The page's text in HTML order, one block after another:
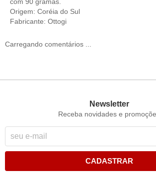
Origem: Coréia do Sul
Fabricante: Ottogi
Carregando comentários ...
Newsletter
Receba novidades e
CADASTRAR